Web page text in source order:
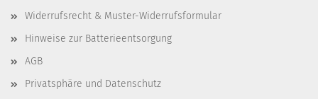
Widerrufsrecht & Muster-Widerrufsformular
Hinweise zur Batterieentsorgung
AGB
Privatsphäre und Datenschutz